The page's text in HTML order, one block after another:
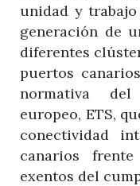
unidad y
generación de
diferentes
puertos
normativa
europeo, ETS,
conectividad
canarios
exentos del